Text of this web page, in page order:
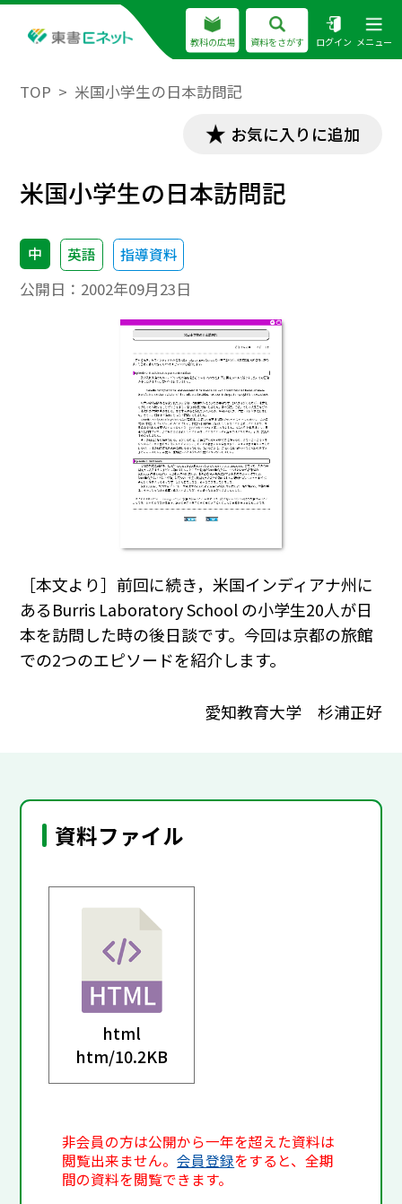
教科の広場 資料をさがす ログイン メニュー
TOP 米国小学生の日本訪問記
お気に入りに追加
米国小学生の日本訪問記
中 英語 指導資料
公開日： 2002年09月23日
［本文より］前回に続き，米国インディアナ州に
あるBurris Laboratory School の小学生20人が日
本を訪問した時の後日談です。今回は京都の旅館
での2つのエピソードを紹介します。
愛知教育大学 杉浦正好
資料ファイル
html
htm/10.2KB
非会員の方は公開から一年を超えた資料は
閲覧出来ません。会員登録をすると、全期
間の資料を閲覧できます。